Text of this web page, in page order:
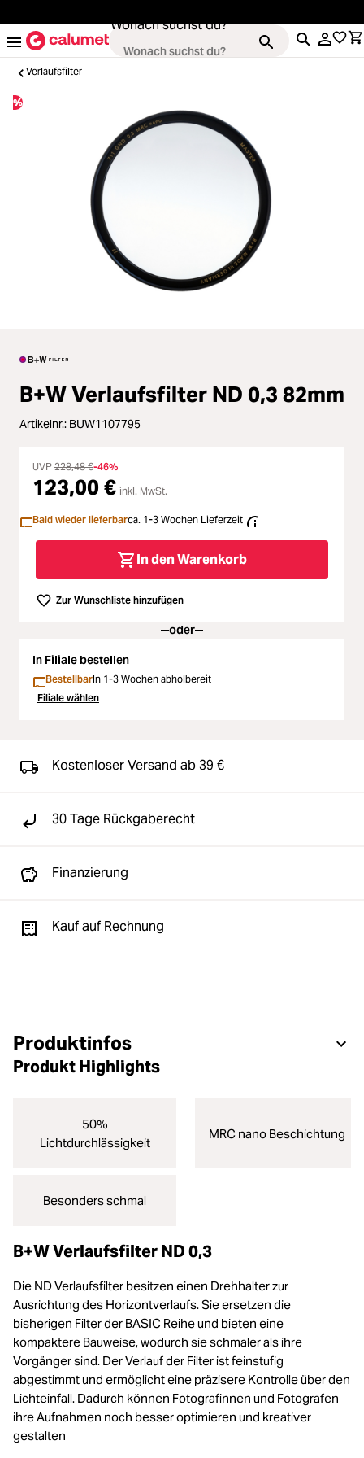
Wonach suchst du?
Kameras
Objektive
Video & Drohnen
Stative & Gimbals
Loading...Zubehör
Loading...
Loading...Bildbearbeitung
Loading...
Loading...Second Hand
Loading...SALE
Loading...
Verlaufsfilter
%
B+W Verlaufsfilter ND 0,3 82mm
Artikelnr.: BUW1107795
UVP 228,48 €-46%
123,00 € inkl. MwSt.
Bald wieder lieferbarca. 1-3 Wochen Lieferzeit
In den Warenkorb
Zur Wunschliste hinzufügen
oder
In Filiale bestellen
BestellbarIn 1-3 Wochen abholbereit
Filiale wählen
Kostenloser Versand ab 39 €
30 Tage Rückgaberecht
Finanzierung
Kauf auf Rechnung
Produktinfos
Produkt Highlights
50%
Lichtdurchlässigkeit
MRC nano Beschichtung
Besonders schmal
B+W Verlaufsfilter ND 0,3
Die ND Verlaufsfilter besitzen einen Drehhalter zur
Ausrichtung des Horizontverlaufs. Sie ersetzen die
bisherigen Filter der BASIC Reihe und bieten eine
kompaktere Bauweise, wodurch sie schmaler als ihre
Vorgänger sind. Der Verlauf der Filter ist feinstufig
abgestimmt und ermöglicht eine präzisere Kontrolle über den
Lichteinfall. Dadurch können Fotografinnen und Fotografen
ihre Aufnahmen noch besser optimieren und kreativer
gestalten